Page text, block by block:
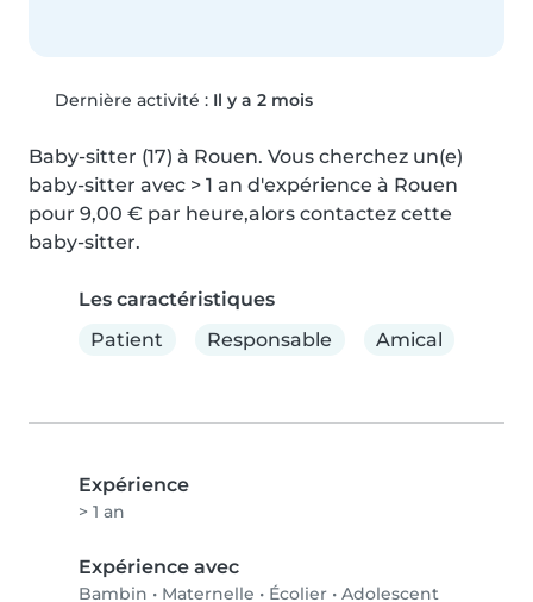
Dernière activité : Il y a 2 mois
Baby-sitter (17) à Rouen. Vous cherchez un(e)
baby-sitter avec > 1 an d'expérience à Rouen
pour 9,00 € par heure,alors contactez cette
baby-sitter.
Les caractéristiques
Patient
Responsable Amical
Expérience
> 1 an
Expérience avec
Bambin • Maternelle • Écolier • Adolescent